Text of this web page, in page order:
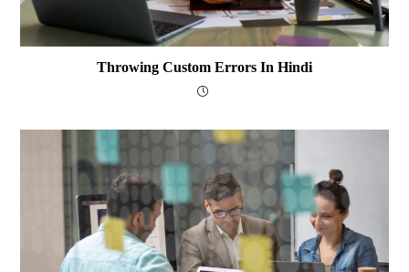
Throwing Custom Errors In Hindi